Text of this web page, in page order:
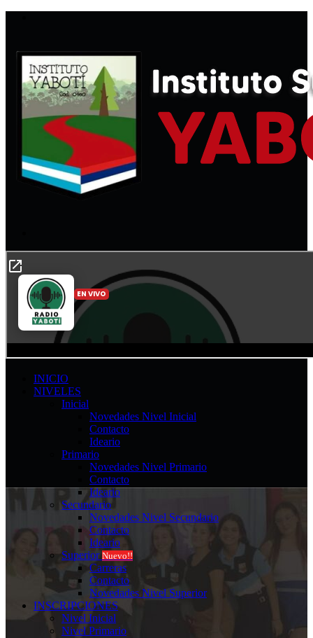
INICIO
NIVELES
Inicial
Novedades Nivel Inicial
Contacto
Ideario
Primario
Novedades Nivel Primario
Contacto
Ideario
Secundario
Novedades Nivel Secundario
Contacto
Ideario
Superior Nuevo!!
Carreras
Contacto
Novedades Nivel Superior
INSCRIPCIONES
Nivel Inicial
Nivel Primario